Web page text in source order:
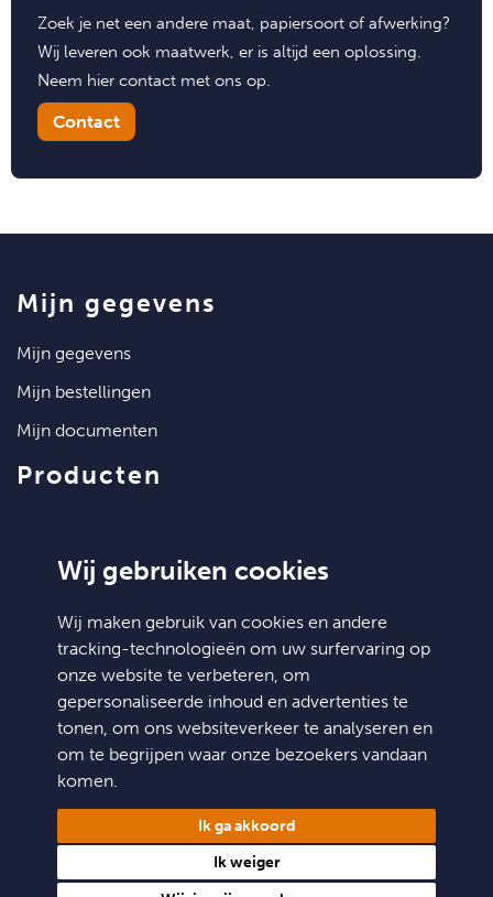
Wij gebruiken cookies
Wij maken gebruik van cookies en andere
tracking-technologieën om uw surfervaring op
onze website te verbeteren, om
gepersonaliseerde inhoud en advertenties te
tonen, om ons websiteverkeer te analyseren en
om te begrijpen waar onze bezoekers vandaan
komen.
Ik ga akkoord
Ik weiger
Zoek je net een andere maat, papiersoort of afwerking?
Wij leveren ook maatwerk, er is altijd een oplossing.
Neem hier contact met ons op.
Contact
mijn gegevens
mijn gegevens
mijn bestellingen
mijn documenten
producten
klantenservice
contact
algemene voorwaarden
hulp nodig?
Doosjesdeal
Niels Bohrstraat 36
6716 AM Ede
info@doosjesdeal.nl
0318 545 043